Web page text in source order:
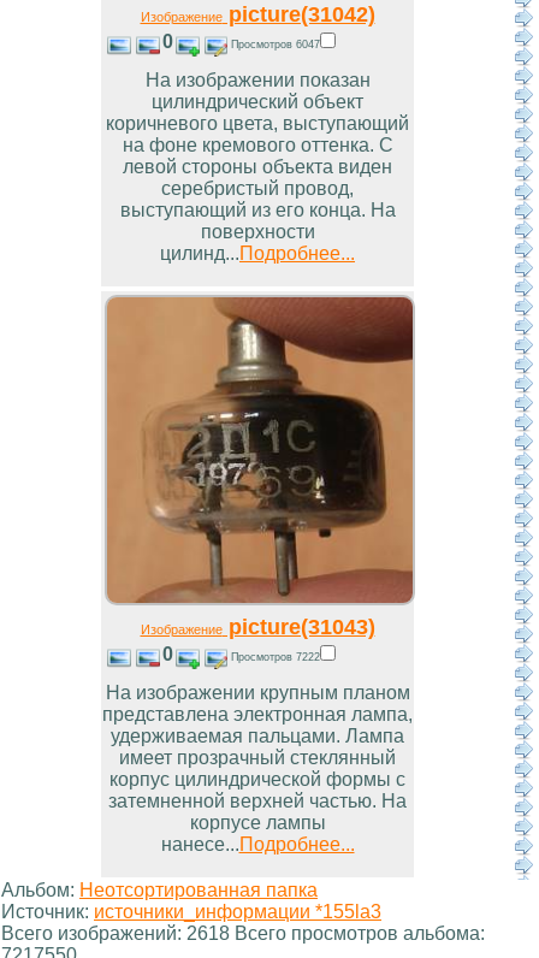
Изображениеpicture(31042)
0 Просмотров 6047
На изображении показан
цилиндрический объект
коричневого цвета, выступающий
на фоне кремового оттенка. С
левой стороны объекта виден
серебристый провод,
выступающий из его конца. На
поверхности
цилинд...Подробнее...
Изображениеpicture(31043)
0 Просмотров 7222
На изображении крупным планом
представлена электронная лампа,
удерживаемая пальцами. Лампа
имеет прозрачный стеклянный
корпус цилиндрической формы с
затемненной верхней частью. На
корпусе лампы
нанесе...Подробнее...
Альбом: Неотсортированная папка
Источник: источники_информации *155la3
Всего изображений: 2618 Всего просмотров альбома: